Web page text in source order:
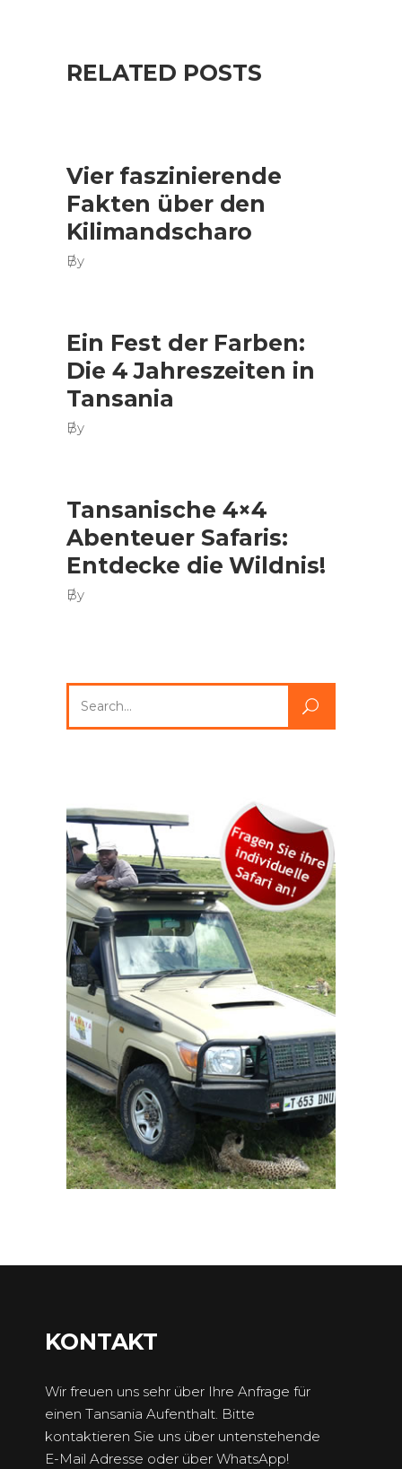
RELATED POSTS
Vier faszinierende
Fakten über den
Kilimandscharo
By
Ein Fest der Farben:
Die 4 Jahreszeiten in
Tansania
By
Tansanische 4×4
Abenteuer Safaris:
Entdecke die Wildnis!
By
for:
KONTAKT
Wir freuen uns sehr über Ihre Anfrage für
einen Tansania Aufenthalt. Bitte
kontaktieren Sie uns über untenstehende
E-Mail Adresse oder über WhatsApp!